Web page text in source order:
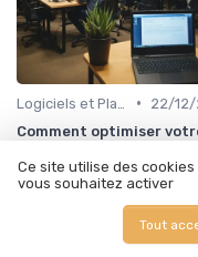
•
22/
Comment optimiser
avec moodle cnam
Ce site utilise des
vous souhaitez activer
Tout